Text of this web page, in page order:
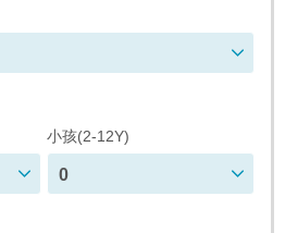
小孩(2-12Y)
0